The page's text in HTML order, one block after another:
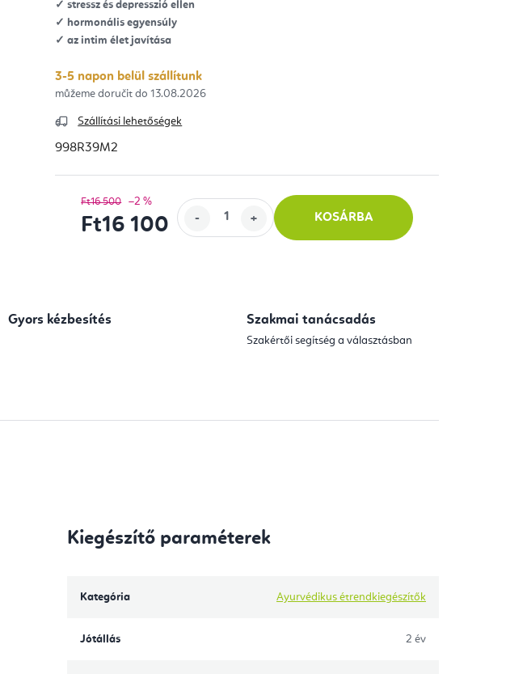
✓ stressz és depresszió ellen
✓ hormonális egyensúly
✓ az intim élet javítása
3-5 napon belül szállítunk
13.08.2026
Szállítási lehetőségek
998R39M2
Ft16 500 –2 %
Ft16 100 KOSÁRBA
Gyors kézbesítés Szakmai tanácsadás
Szakértői segítség a választásban
Kiegészítő paraméterek
Kategória Ayurvédikus étrendkiegészítők
Jótállás 2 év